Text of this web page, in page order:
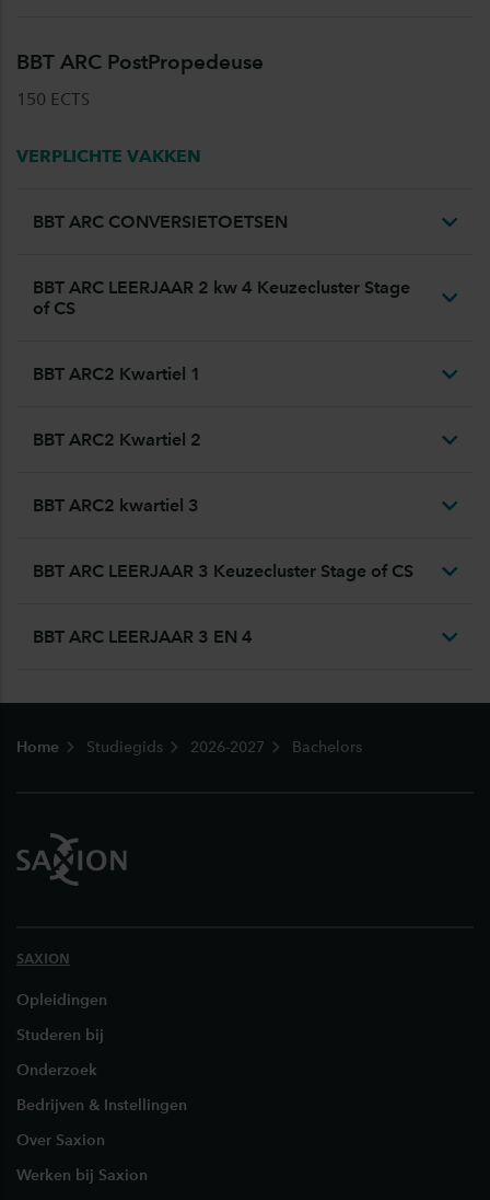
BBT ARC PostPropedeuse
150 ECTS
VERPLICHTE VAKKEN
BBT ARC CONVERSIETOETSEN
BBT ARC LEERJAAR 2 kw 4 Keuzecluster Stage
of CS
BBT ARC2 Kwartiel 1
BBT ARC2 Kwartiel 2
BBT ARC2 kwartiel 3
BBT ARC LEERJAAR 3 Keuzecluster Stage of CS
BBT ARC LEERJAAR 3 EN 4
Home Studiegids 2026-2027 Bachelors
SAXION
Opleidingen
Studeren bij
Onderzoek
Bedrijven & Instellingen
Over Saxion
Werken bij Saxion